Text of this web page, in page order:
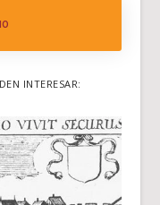
INTERESAR: